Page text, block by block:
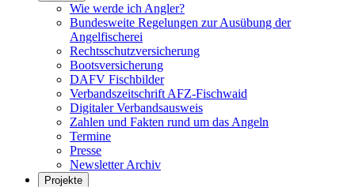
Wie werde ich Angler?
Bundesweite Regelungen zur Ausübung der
Angelfischerei
Rechtsschutzversicherung
Bootsversicherung
DAFV Fischbilder
Verbandszeitschrift AFZ-Fischwaid
Digitaler Verbandsausweis
Zahlen und Fakten rund um das Angeln
Termine
Presse
Newsletter Archiv
Projekte